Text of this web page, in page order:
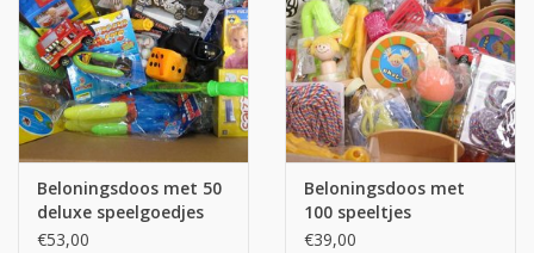
Beloningsdoos met 50
deluxe speelgoedjes
€53,00
Beloningsdoos met
100 speeltjes
€39,00